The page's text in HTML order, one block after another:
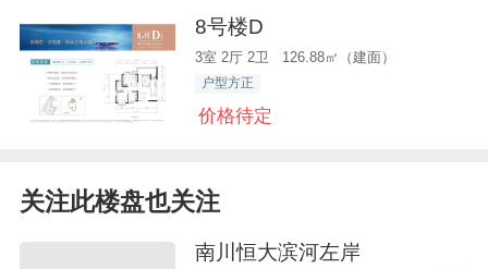
8号楼D
3室 2厅 2卫 126.88㎡（建面）
户型方正
价格待定
关注此楼盘也关注
南川恒大滨河左岸